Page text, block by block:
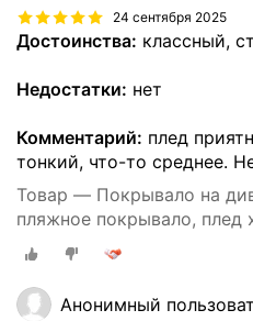
24 сентября 2025
Достоинства: классный,
Недостатки: нет
Комментарий: плед
тонкий, что-то среднее.
Товар — Покрывало на
пляжное покрывало, плед
современное покрывало
цвета Моранди, размер
Анонимный